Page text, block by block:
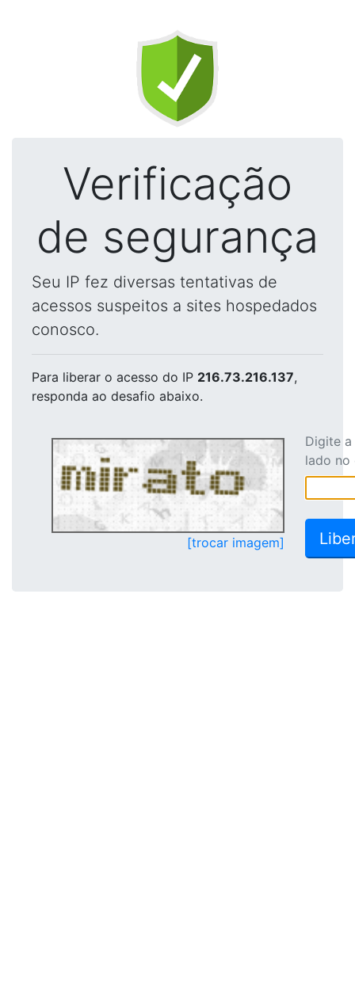
Verificação
de segurança
Seu IP fez diversas tentativas de
acessos suspeitos a sites hospedados
conosco.
Para liberar o acesso do IP 216.73.216.137,
responda ao desafio abaixo.
[trocar imagem]
Digite
lado no